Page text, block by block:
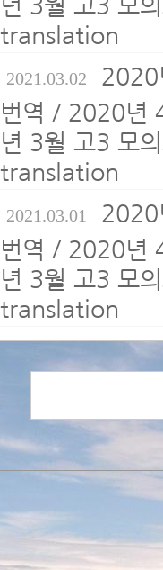
translation
2021.03.02 2020
번역 / 2020년
년 3월 고3 모
translation
2021.03.01 2020
번역 / 2020년
년 3월 고3 모
translation